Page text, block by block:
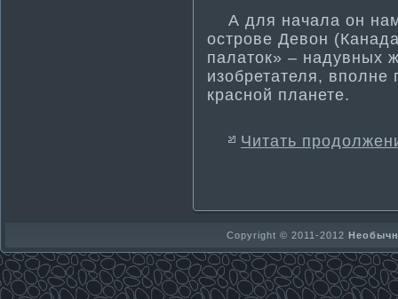
А для начала он
острове Девон
палаток» – надувных
изобретателя, вполне
красной планете.
Читать
Copyright © 2011-2012